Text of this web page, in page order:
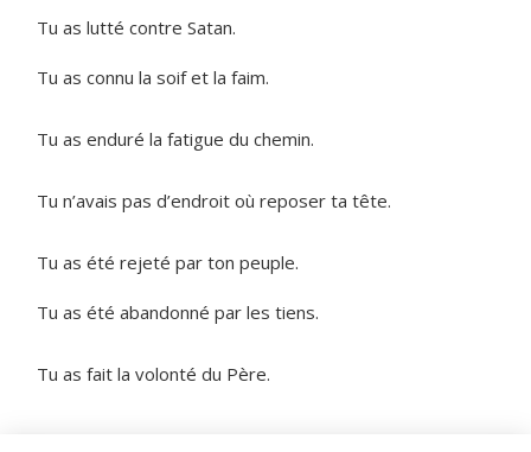
Tu as lutté contre Satan.
Tu as connu la soif et la faim.
Tu as enduré la fatigue du chemin.
Tu n’avais pas d’endroit où reposer ta tête.
Tu as été rejeté par ton peuple.
Tu as été abandonné par les tiens.
Tu as fait la volonté du Père.